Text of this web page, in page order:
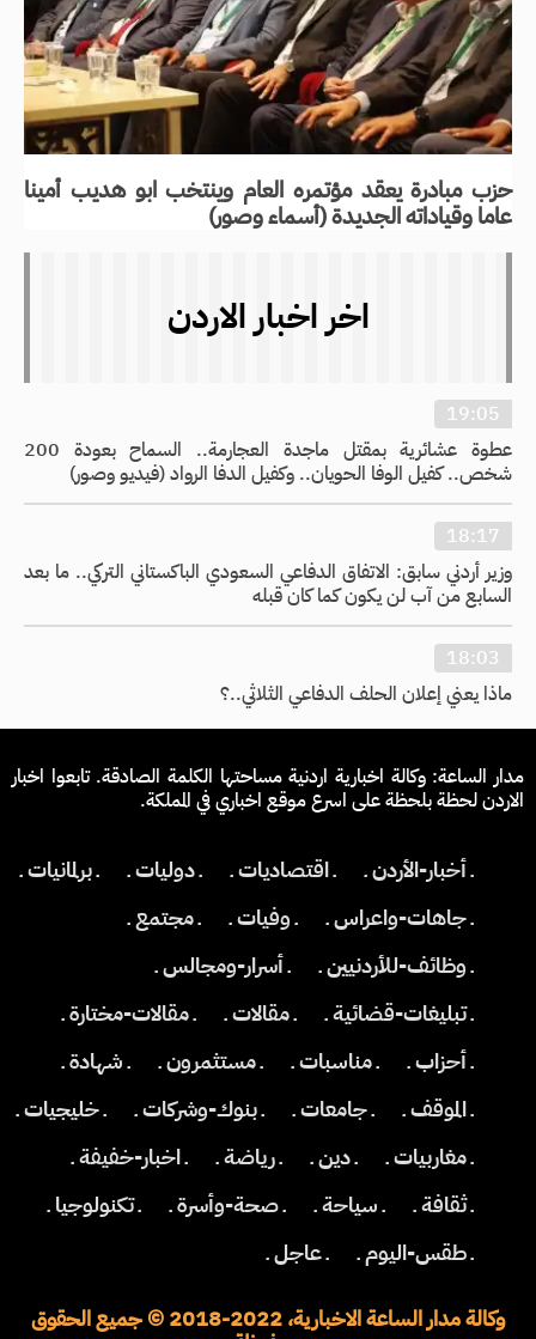
حزب مبادرة يعقد مؤتمره العام وينتخب ابو هديب أمينا
عاما وقياداته الجديدة (أسماء وصور)
اخر اخبار الاردن
19:05
عطوة عشائرية بمقتل ماجدة العجارمة.. السماح بعودة 200
شخص.. كفيل الوفا الحويان.. وكفيل الدفا الرواد (فيديو وصور)
18:17
وزير أردني سابق: الاتفاق الدفاعي السعودي الباكستاني التركي.. ما بعد
السابع من آب لن يكون كما كان قبله
18:03
ماذا يعني إعلان الحلف الدفاعي الثلاثي..؟
مدار الساعة: وكالة اخبارية اردنية مساحتها الكلمة الصادقة. تابعوا اخبار
الاردن لحظة بلحظة على اسرع موقع اخباري في المملكة.
ـ أخبار-الأردن ـ ـ اقتصاديات ـ ـ دوليات ـ
ـ برلمانيات ـ
ـ جاهات-واعراس ـ
ـ وفيات ـ
ـ مجتمع ـ
ـ وظائف-للأردنيين ـ
ـ أسرار-ومجالس ـ
ـ تبليغات-قضائية ـ
ـ مقالات ـ
ـ مقالات-مختارة ـ
ـ أحزاب ـ
ـ مناسبات ـ ـ مستثمرون ـ
ـ شهادة ـ
ـ الموقف ـ
ـ جامعات ـ ـ بنوك-وشركات ـ
ـ خليجيات ـ
ـ مغاربيات ـ
ـ دين ـ ـ رياضة ـ
ـ اخبار-خفيفة ـ
ـ ثقافة ـ
ـ سياحة ـ ـ صحة-وأسرة ـ
ـ تكنولوجيا ـ
ـ طقس-اليوم ـ
ـ عاجل ـ
وكالة مدار الساعة الاخبارية، 2022-2018 © جميع الحقوق